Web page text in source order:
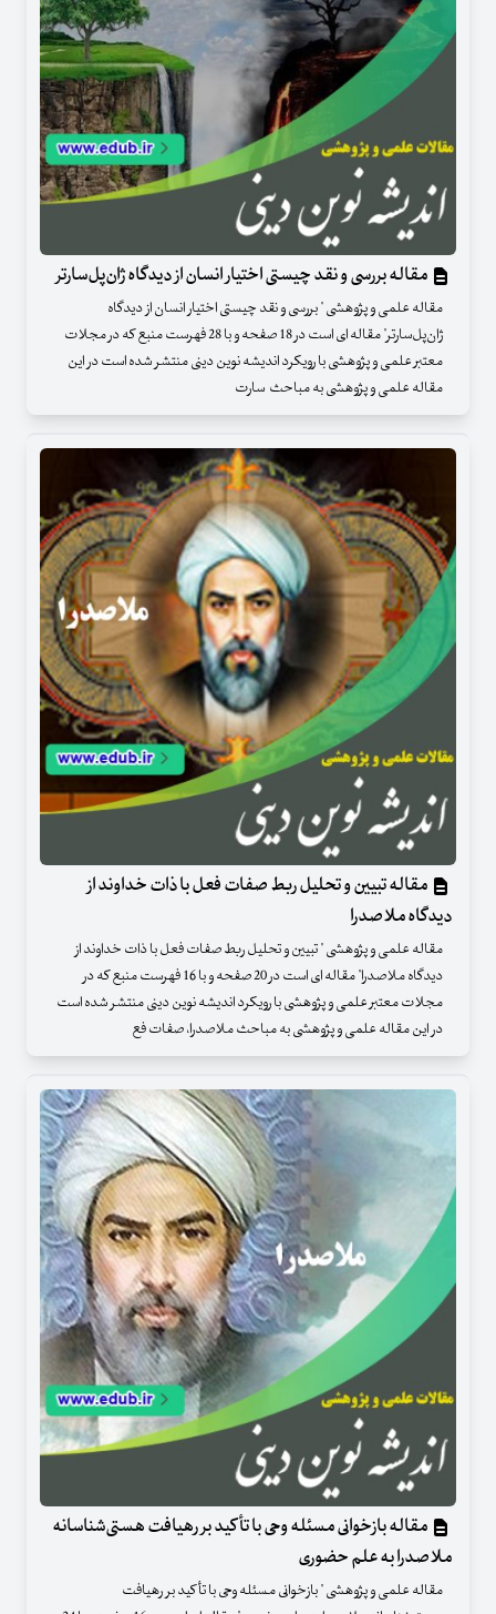
مقاله بررسی و نقد چیستی اختیار انسان از دیدگاه ژان‌پل‌سارتر
مقاله علمی و پژوهشی " بررسی و نقد چیستی اختیار انسان از دیدگاه
ژان‌پل‌سارتر" مقاله ای است در 18 صفحه و با 28 فهرست منبع که در مجلات
معتبر علمی و پژوهشی با رویکرد اندیشه نوین دینی منتشر شده است در این
مقاله علمی و پژوهشی به مباحث سارت
مقاله تبیین و تحلیل ربط صفات فعل با ذات خداوند از
دیدگاه ملاصدرا
مقاله علمی و پژوهشی " تبیین و تحلیل ربط صفات فعل با ذات خداوند از
دیدگاه ملاصدرا" مقاله ای است در 20 صفحه و با 16 فهرست منبع که در
مجلات معتبر علمی و پژوهشی با رویکرد اندیشه نوین دینی منتشر شده است
در این مقاله علمی و پژوهشی به مباحث ملاصدرا، صفات فع
مقاله بازخوانی مسئله وحی با تأکید بر رهیافت هستی‌شناسانه
ملاصدرا به علم حضوری
مقاله علمی و پژوهشی " بازخوانی مسئله وحی با تأکید بر رهیافت